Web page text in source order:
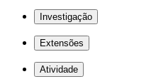
Investigação
Extensões
Atividade